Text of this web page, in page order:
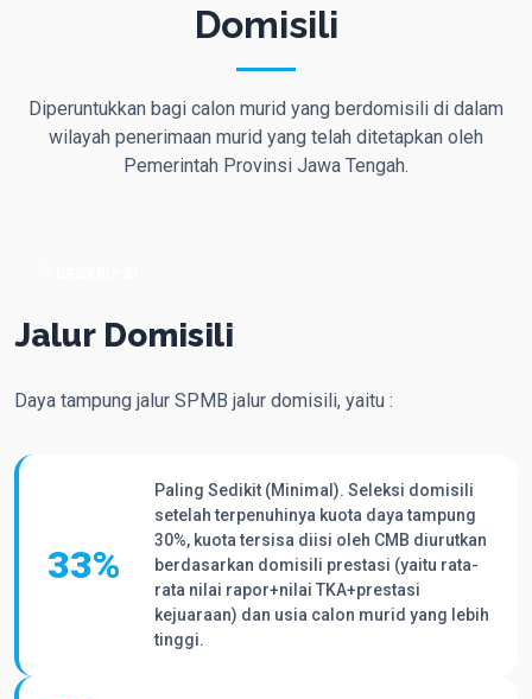
Domisili
Diperuntukkan bagi calon murid yang berdomisili di dalam
wilayah penerimaan murid yang telah ditetapkan oleh
Pemerintah Provinsi Jawa Tengah.
Jalur Domisili
Daya tampung jalur SPMB jalur domisili, yaitu :
33%
Paling Sedikit (Minimal). Seleksi domisili
setelah terpenuhinya kuota daya tampung
30%, kuota tersisa diisi oleh CMB diurutkan
berdasarkan domisili prestasi (yaitu rata-
rata nilai rapor+nilai TKA+prestasi
kejuaraan) dan usia calon murid yang lebih
tinggi.